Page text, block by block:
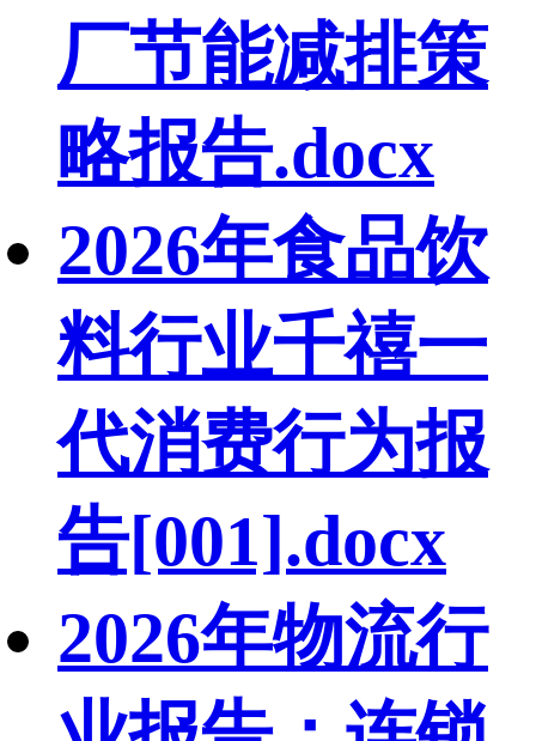
厂节能减排策
略报告.docx
2026年食品饮
料行业千禧一
代消费行为报
告[001].docx
2026年物流行